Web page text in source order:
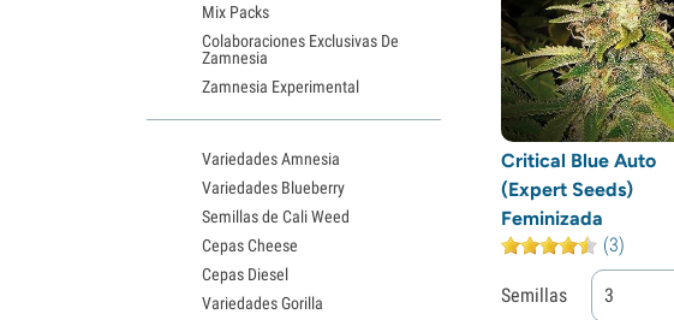
Critical Blue Auto
(Expert Seeds)
Feminizada
(3)
Semillas 3
Mix Packs
Colaboraciones Exclusivas De
Zamnesia
Zamnesia Experimental
Variedades Amnesia
Variedades Blueberry
Semillas de Cali Weed
Cepas Cheese
Cepas Diesel
Variedades Gorilla